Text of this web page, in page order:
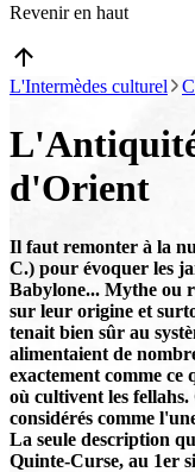
Revenir en haut
L'Intermèdes culturel
d'Orient
Il faut remonter à la
C.) pour évoquer les
Babylone... Mythe ou
sur leur origine et
tenait bien sûr au
alimentaient de
exactement comme
où cultivent les
considérés comme
La seule description
Quinte-Curse, au 1er